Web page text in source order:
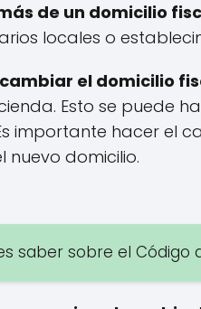
de un domicilio
locales o
el domicilio
Esto se puede
importante hacer el
nuevo domicilio.
saber sobre el Código